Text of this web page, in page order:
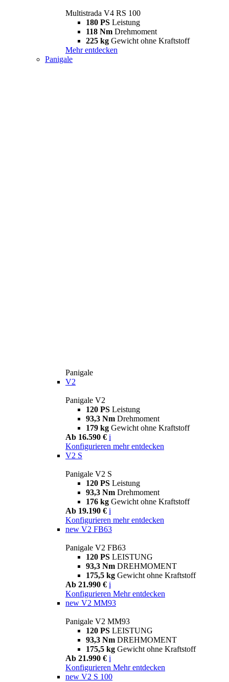
Multistrada V4 RS 100
180 PS Leistung
118 Nm Drehmoment
225 kg Gewicht ohne Kraftstoff
Mehr entdecken
Panigale
Panigale
V2
Panigale V2
120 PS Leistung
93,3 Nm Drehmoment
179 kg Gewicht ohne Kraftstoff
Ab 16.590 € i
Konfigurieren mehr entdecken
V2 S
Panigale V2 S
120 PS Leistung
93,3 Nm Drehmoment
176 kg Gewicht ohne Kraftstoff
Ab 19.190 € i
Konfigurieren mehr entdecken
new V2 FB63
Panigale V2 FB63
120 PS LEISTUNG
93,3 Nm DREHMOMENT
175,5 kg Gewicht ohne Kraftstoff
Ab 21.990 € i
Konfigurieren Mehr entdecken
new V2 MM93
Panigale V2 MM93
120 PS LEISTUNG
93,3 Nm DREHMOMENT
175,5 kg Gewicht ohne Kraftstoff
Ab 21.990 € i
Konfigurieren Mehr entdecken
new V2 S 100